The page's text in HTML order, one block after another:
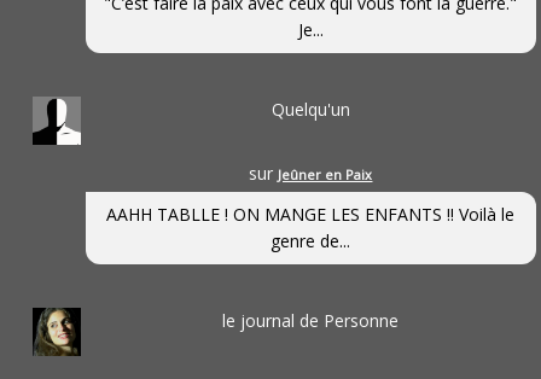
Je...
Quelqu'un
sur Jeûner en Paix
AAHH TABLLE ! ON MANGE LES ENFANTS !! Voilà le
genre de...
le journal de Personne